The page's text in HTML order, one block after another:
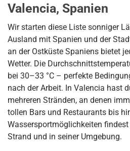
Valencia, Spanien
Wir starten diese Liste sonniger
Ausland mit Spanien und der
an der Ostküste Spaniens bietet
Wetter. Die
bei 30–33 °C – perfekte
nach der Arbeit. In Valencia hast
mehreren Stränden, an denen
tollen Bars und Restaurants bis
Wassersportmöglichkeiten
Strand und in seiner Umgebung.